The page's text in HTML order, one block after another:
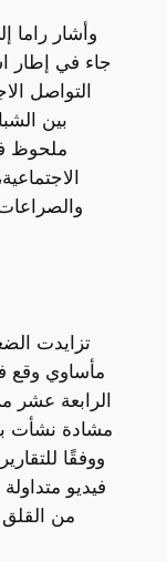
وأشار
جاء في إطار
التواصل
بين
ملحوظ
تزايدت
الرابعة عشر
مشادة نشأت
ووفقًا
فيديو
من القلق